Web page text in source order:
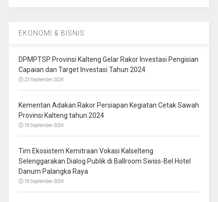
EKONOMI & BISNIS
DPMPTSP Provinsi Kalteng Gelar Rakor Investasi Pengisian
Capaian dan Target Investasi Tahun 2024
23 September 2024
Kementan Adakan Rakor Persiapan Kegiatan Cetak Sawah
Provinsi Kalteng tahun 2024
18 September 2024
Tim Ekosistem Kemitraan Vokasi Kalselteng
Selenggarakan Dialog Publik di Ballroom Swiss-Bel Hotel
Danum Palangka Raya
18 September 2024